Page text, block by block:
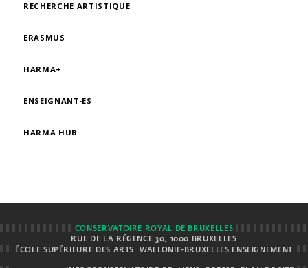
RECHERCHE ARTISTIQUE
ERASMUS
HARMA+
ENSEIGNANT·ES
HARMA HUB
CONSERVATOIRE ROYAL DE BRUXELLES
RUE DE LA RÉGENCE 30, 1000 BRUXELLES
ÉCOLE SUPÉRIEURE DES ARTS
WALLONIE-BRUXELLES ENSEIGNEMENT